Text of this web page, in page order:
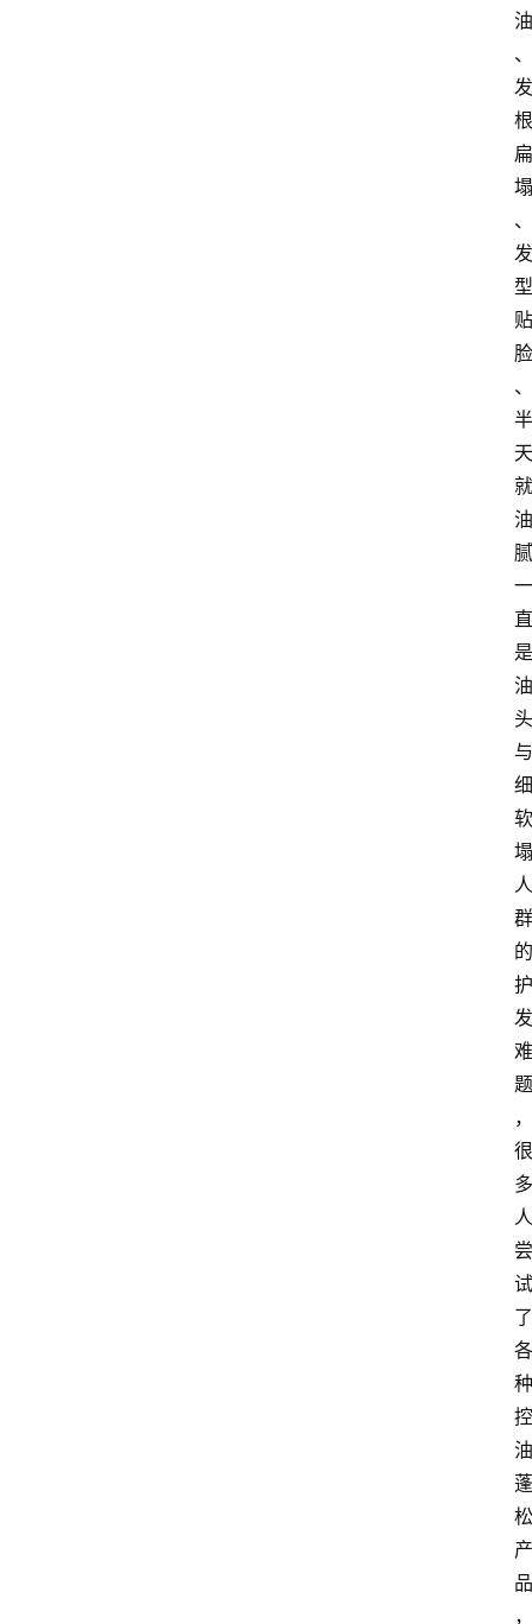
油
、
发
根
扁
塌
、
发
型
贴
脸
、
半
天
就
油
腻
一
直
是
油
头
与
细
软
塌
人
群
的
护
发
难
题
，
很
多
人
尝
试
了
各
种
控
油
蓬
松
产
品
，